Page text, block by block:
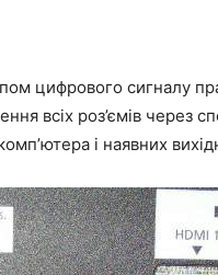
цифрового сигналу
всіх роз’ємів через
і наявних